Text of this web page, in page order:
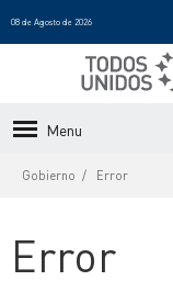
08 de Agosto de 2026
Menu
Gobierno Error
Error